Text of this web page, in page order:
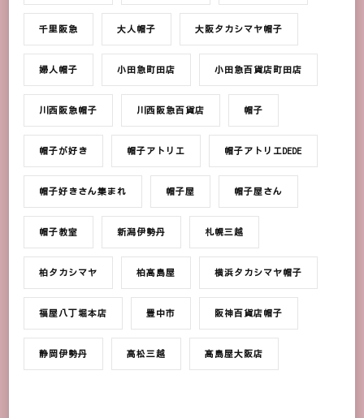
千里阪急 大人帽子 大阪タカシマヤ帽子
婦人帽子 小田急町田店 小田急百貨店町田店
川西阪急帽子 川西阪急百貨店 帽子
帽子が好き 帽子アトリエ 帽子アトリエDEDE
帽子好きさん集まれ 帽子屋 帽子屋さん
帽子教室 新潟伊勢丹 札幌三越
柏タカシマヤ 柏髙島屋 横浜タカシマヤ帽子
福屋八丁堀本店 豊中市 阪神百貨店帽子
静岡伊勢丹 高松三越 髙島屋大阪店